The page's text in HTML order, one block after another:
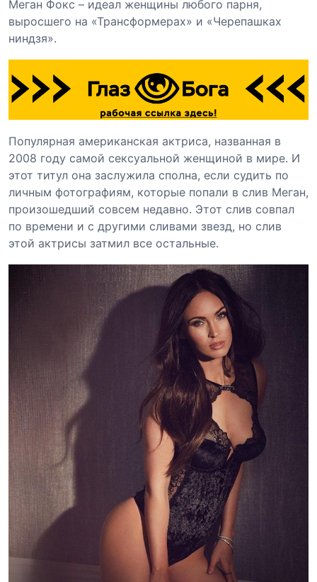
Меган Фокс – идеал женщины любого парня,
выросшего на «Трансформерах» и «Черепашках
ниндзя».
Популярная американская актриса, названная в
2008 году самой сексуальной женщиной в мире. И
этот титул она заслужила сполна, если судить по
личным фотографиям, которые попали в слив Меган,
произошедший совсем недавно. Этот слив совпал
по времени и с другими сливами звезд, но слив
этой актрисы затмил все остальные.